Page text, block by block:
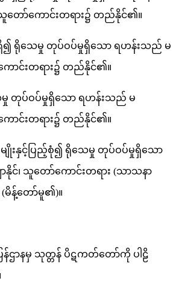
တော်ကောင်းတရား၌ တည်နိုင်၏။
ရိုသေမှု တုပ်ဝပ်မှုရှိသော ရဟန်းသည် မ
ောင်းတရား၌ တည်နိုင်၏။
မှု တုပ်ဝပ်မှုရှိသော ရဟန်းသည် မ
ောင်းတရား၌ တည်နိုင်၏။
ျိုးနှင့်ပြည့်စုံ၍ ရိုသေမှု တုပ်ဝပ်မှုရှိသော
င်၊ သူတော်ကောင်းတရား (သာသနာ
န့်တော်မူ၏)။
န်ဌာနမှ သုတ္တန် ပိဋကတ်တော်ကို ပါဠိ